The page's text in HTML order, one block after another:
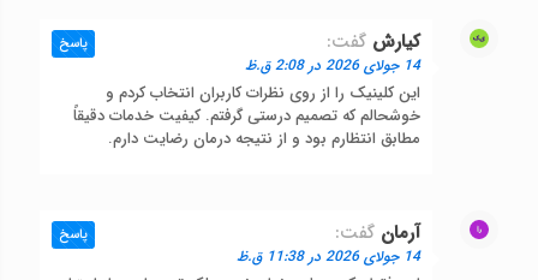
کیارش گفت:
14 جولای 2026 در 2:08 ق.ظ
این کلینیک را از روی نظرات کاربران انتخاب کردم و
خوشحالم که تصمیم درستی گرفتم. کیفیت خدمات دقیقاً
مطابق انتظارم بود و از نتیجه درمان رضایت دارم.
پاسخ
آرمان گفت:
14 جولای 2026 در 11:38 ق.ظ
پاسخ